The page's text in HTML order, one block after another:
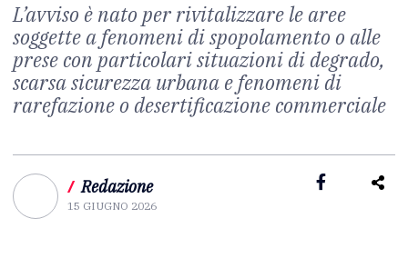
L’avviso è nato per rivitalizzare le aree
soggette a fenomeni di spopolamento o alle
prese con particolari situazioni di degrado,
scarsa sicurezza urbana e fenomeni di
rarefazione o desertificazione commerciale
/ Redazione
15 GIUGNO 2026